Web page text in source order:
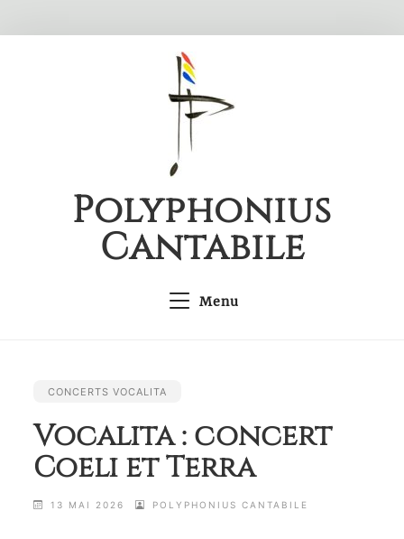
Polyphonius
Cantabile
Menu
CONCERTS VOCALITA
Vocalita : concert
Coeli et Terra
13 MAI 2026 POLYPHONIUS CANTABILE